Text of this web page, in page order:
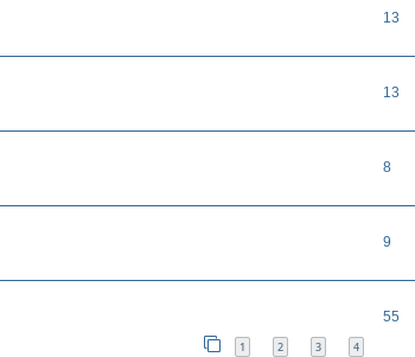
13
13
8
9
1 2 3 4
55